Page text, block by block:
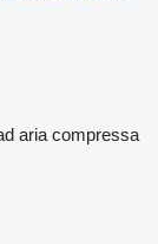
aria compressa